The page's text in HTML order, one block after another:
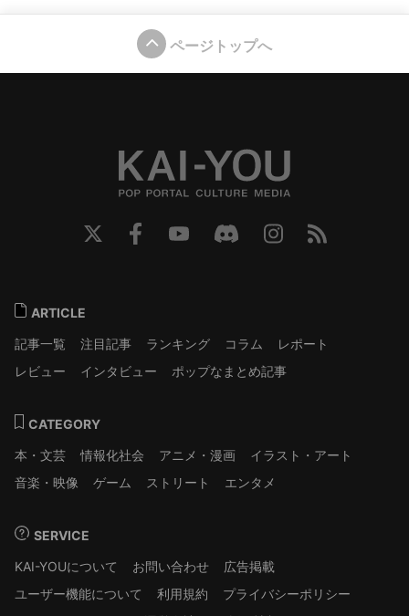
ページトップへ
ARTICLE
記事一覧
注目記事 ランキング コラム
レポート
レビュー
インタビュー ポップなまとめ記事
CATEGORY
本・文芸
情報化社会 アニメ・漫画
イラスト・アート
音楽・映像
ゲーム ストリート エンタメ
SERVICE
KAI-YOUについて
お問い合わせ
広告掲載
ユーザー機能について
利用規約
プライバシーポリシー